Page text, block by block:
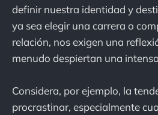
definir nuestra identidad y
ya sea elegir una carrera o
relación, nos exigen una
menudo despiertan una
Considera, por ejemplo, la
procrastinar, especialmente